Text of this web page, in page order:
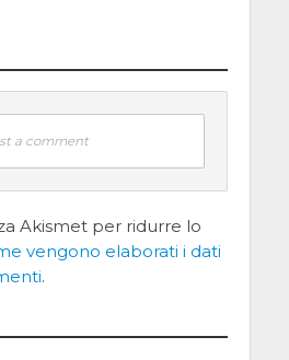
a comment
Akismet per ridurre lo
vengono elaborati i dati
.